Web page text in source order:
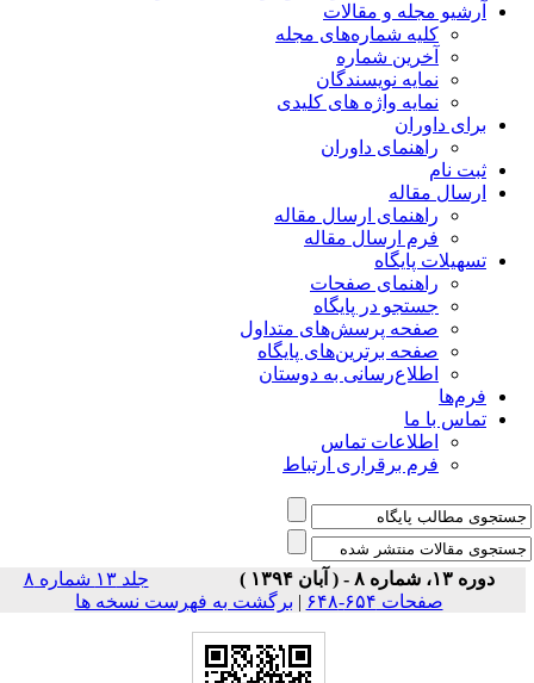
آرشیو مجله و مقالات
کلیه شماره‌های مجله
آخرین شماره
نمایه نویسندگان
نمایه واژه های کلیدی
برای داوران
راهنمای داوران
ثبت نام
ارسال مقاله
راهنمای ارسال مقاله
فرم ارسال مقاله
تسهیلات پایگاه
راهنمای صفحات
جستجو در پایگاه
صفحه پرسش‌های متداول
صفحه برترین‌های پایگاه
اطلاع‌رسانی به دوستان
فرم‌ها
تماس با ما
اطلاعات تماس
فرم برقراری ارتباط
دوره ۱۳، شماره ۸ - ( آبان ۱۳۹۴ )
جلد ۱۳ شماره ۸
صفحات ۶۵۴-۶۴۸
| برگشت به فهرست نسخه ها